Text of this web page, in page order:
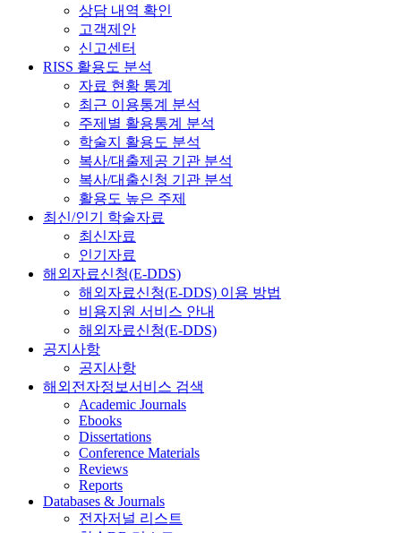
상담 내역 확인
고객제안
신고센터
RISS 활용도 분석
자료 현황 통계
최근 이용통계 분석
주제별 활용통계 분석
학술지 활용도 분석
복사/대출제공 기관 분석
복사/대출신청 기관 분석
활용도 높은 주제
최신/인기 학술자료
최신자료
인기자료
해외자료신청(E-DDS)
해외자료신청(E-DDS) 이용 방법
비용지원 서비스 안내
해외자료신청(E-DDS)
공지사항
공지사항
해외전자정보서비스 검색
Academic Journals
Ebooks
Dissertations
Conference Materials
Reviews
Reports
Databases & Journals
전자저널 리스트